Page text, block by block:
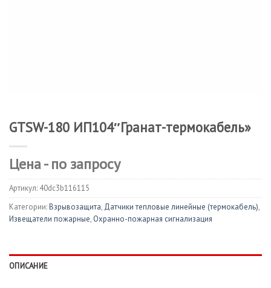
GTSW-180 ИП104″Гранат-термокабель»
Цена - по запросу
Артикул: 40dc3b116115
Категории:Взрывозащита, Датчики тепловые линейные (термокабель),
Извещатели пожарные, Охранно-пожарная сигнализация
ОПИСАНИЕ